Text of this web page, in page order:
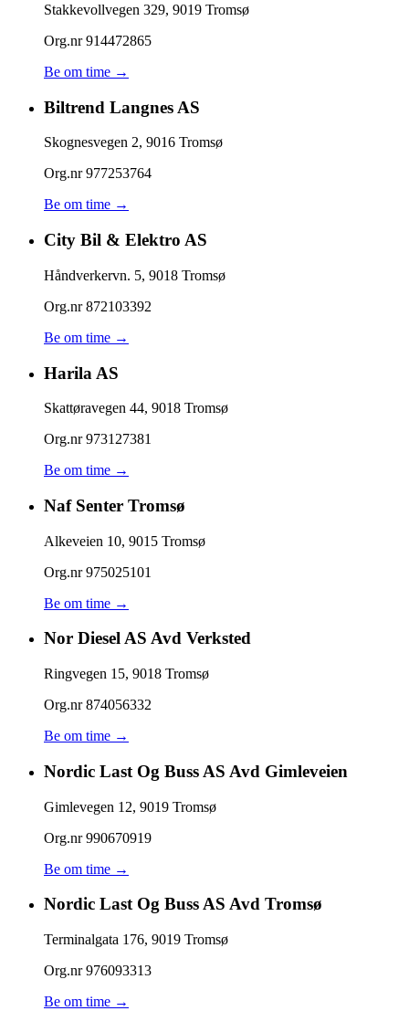
Stakkevollvegen 329, 9019 Tromsø
Org.nr914472865
Be om time →
Biltrend Langnes AS
Skognesvegen 2, 9016 Tromsø
Org.nr977253764
Be om time →
City Bil & Elektro AS
Håndverkervn. 5, 9018 Tromsø
Org.nr872103392
Be om time →
Harila AS
Skattøravegen 44, 9018 Tromsø
Org.nr973127381
Be om time →
Naf Senter Tromsø
Alkeveien 10, 9015 Tromsø
Org.nr975025101
Be om time →
Nor Diesel AS Avd Verksted
Ringvegen 15, 9018 Tromsø
Org.nr874056332
Be om time →
Nordic Last Og Buss AS Avd Gimleveien
Gimlevegen 12, 9019 Tromsø
Org.nr990670919
Be om time →
Nordic Last Og Buss AS Avd Tromsø
Terminalgata 176, 9019 Tromsø
Org.nr976093313
Be om time →